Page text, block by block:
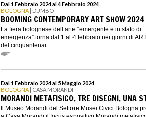
Dal 1 Febbraio 2024 al 4 Febbraio 2024
BOLOGNA | DUMBO
BOOMING CONTEMPORARY ART SHOW 2024
La fiera bolognese dell’arte “emergente e in stato di
emergenza” torna dal 1 al 4 febbraio nei giorni di
del cinquantenar...
Dal 1 Febbraio 2024 al 5 Maggio 2024
BOLOGNA | CASA MORANDI
MORANDI METAFISICO. TRE DISEGNI. UNA
Il Museo Morandi del Settore Musei Civici Bologna